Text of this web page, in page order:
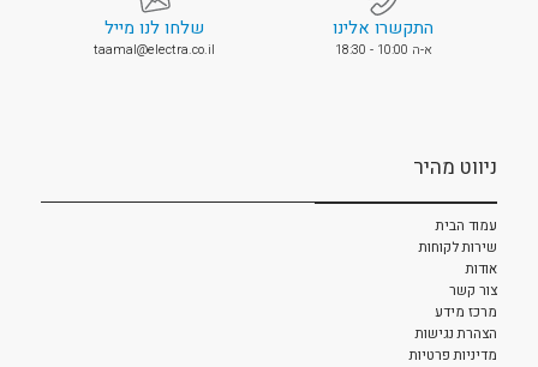
התקשרו אלינו
א-ה 10:00 - 18:30
שלחו לנו מייל
taamal@electra.co.il
ניווט מהיר
עמוד הבית
שירות לקוחות
אודות
צור קשר
מרכז מידע
הצהרת נגישות
מדיניות פרטיות